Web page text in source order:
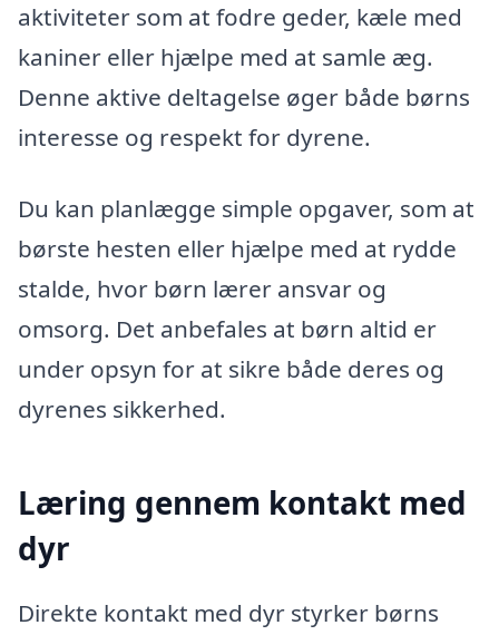
aktiviteter som at fodre geder, kæle med
kaniner eller hjælpe med at samle æg.
Denne aktive deltagelse øger både børns
interesse og respekt for dyrene.
Du kan planlægge simple opgaver, som at
børste hesten eller hjælpe med at rydde
stalde, hvor børn lærer ansvar og
omsorg. Det anbefales at børn altid er
under opsyn for at sikre både deres og
dyrenes sikkerhed.
Læring gennem kontakt med
dyr
Direkte kontakt med dyr styrker børns